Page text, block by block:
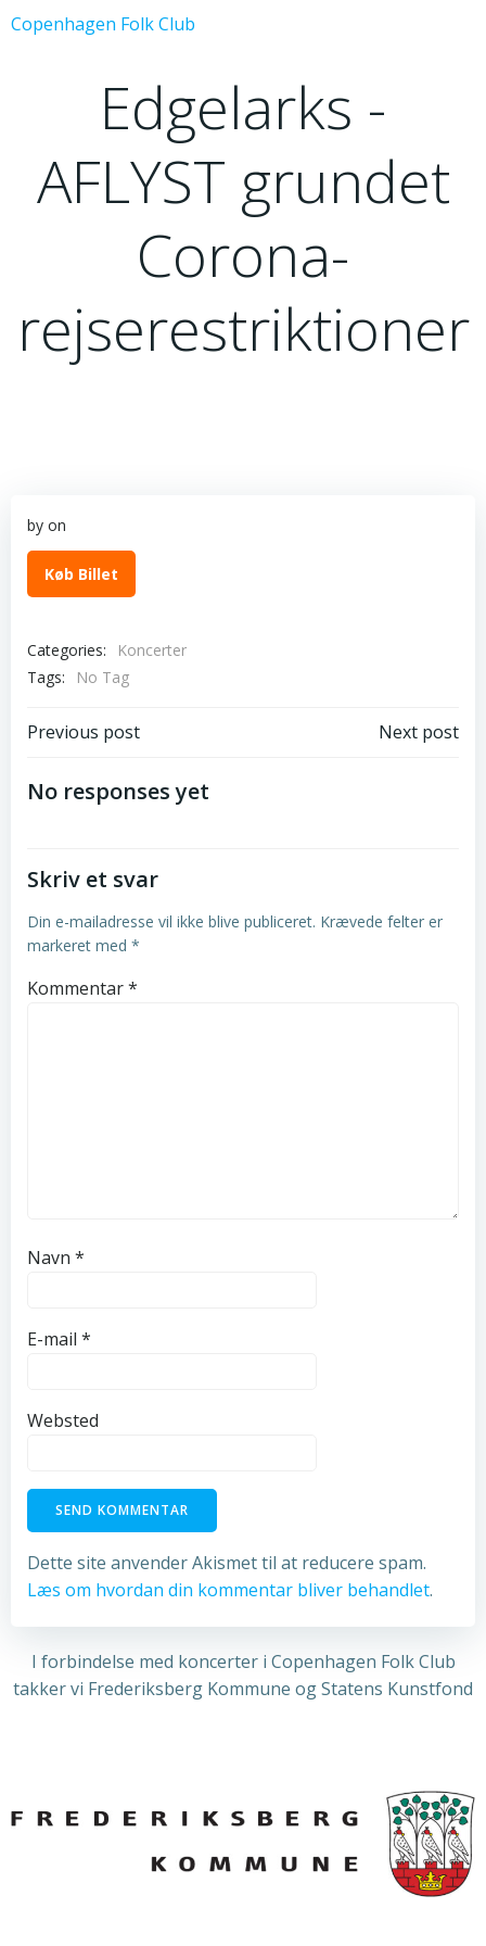
Copenhagen Folk Club
Edgelarks -
AFLYST grundet
Corona-
rejserestriktioner
by on
Køb Billet
Categories:
Koncerter
Tags:
No Tag
Post
navigation
Previous post Next post
No responses yet
Skriv et svar
Din e-mailadresse vil ikke blive publiceret. Krævede felter er
markeret med *
Kommentar*
Navn *
E-mail *
Websted
Dette site anvender Akismet til at reducere spam.
Læs om hvordan din kommentar bliver behandlet.
I forbindelse med koncerter i Copenhagen Folk Club
takker vi Frederiksberg Kommune og Statens Kunstfond